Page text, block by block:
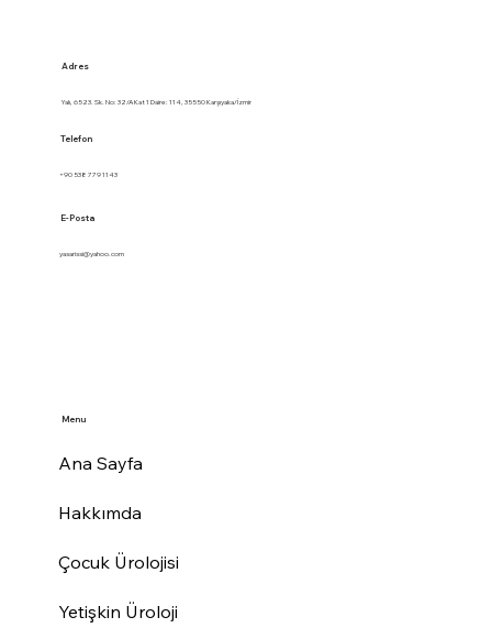
Adres
Yalı, 6523. Sk. No: 32/A Kat 1 Daire: 114, 35550 Karşıyaka/İzmir
Telefon
+90 538 779 1143
E-Posta
yasarissi@yahoo.com
Menu
Ana Sayfa
Hakkımda
Çocuk Ürolojisi
Yetişkin Üroloji